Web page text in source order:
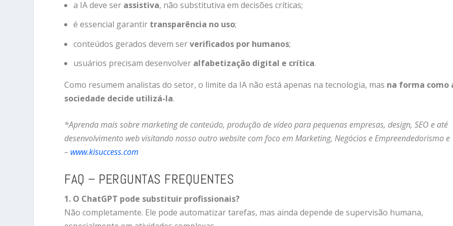
a IA deve ser assistiva, não substitutiva em decisões críticas;
é essencial garantir transparência no uso;
conteúdos gerados devem serverificados por humanos;
usuários precisam desenvolver alfabetização digital e crítica.
Como resumem analistas do setor, o limite da IA não está apenas na tecnologia, mas na forma como
sociedade decide utilizá-la.
*Aprenda mais sobre marketing de conteúdo, produção de vídeo para pequenas empresas, design, SEO e até
desenvolvimento web visitando nosso outro website com foco em Marketing, Negócios e Empreendedorismo e
– www.kisuccess.com
FAQ – PERGUNTAS FREQUENTES
1. O ChatGPT pode substituir profissionais?
Não completamente. Ele pode automatizar tarefas, mas ainda depende de supervisão humana,